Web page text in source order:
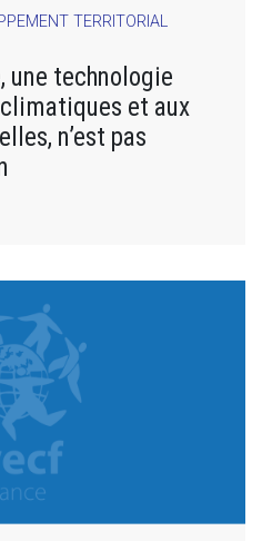
TERRITORIAL
une technologie
et aux
n’est pas